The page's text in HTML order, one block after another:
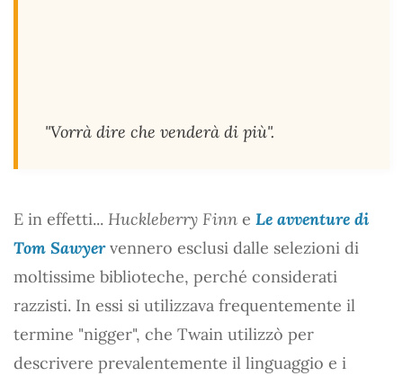
"Vorrà dire che venderà di più".
E in effetti... Huckleberry Finn e Le avventure di
Tom Sawyervennero esclusi dalle selezioni di
moltissime biblioteche, perché considerati
razzisti. In essi si utilizzava frequentemente il
termine "nigger", che Twain utilizzò per
descrivere prevalentemente il linguaggio e i